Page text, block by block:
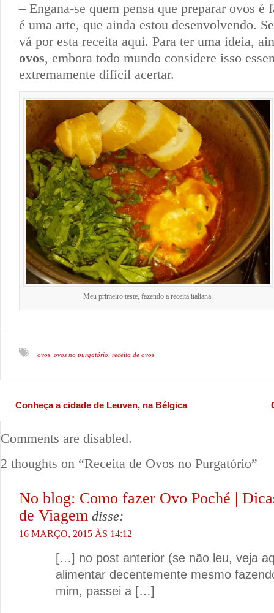
– Engana-se quem pensa que preparar ovos
é uma arte, que ainda estou desenvolvendo.
vá por esta receita aqui. Para ter uma ideia,
ovos, embora todo mundo considere isso
extremamente difícil acertar.
Meu primeiro teste, fazendo a receita italiana.
ovos ovos no purgatório receita de ovos
Conheça a cidade de Leuven, na Bélgica
Comments are disabled.
2 thoughts on “Receita de Ovos no Purgatório”
No blog: Como fazer Ovo Poché |
de Viagem disse:
16 MARÇO, 2015 ÀS 14:12
[…] no post anterior (se não leu, veja
alimentar decentemente mesmo
mim, passei a […]